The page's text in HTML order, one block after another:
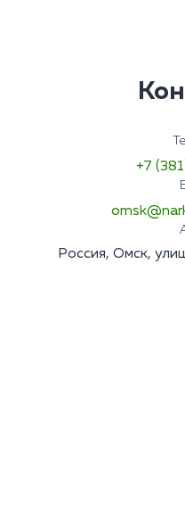
+7
Россия, Омск,